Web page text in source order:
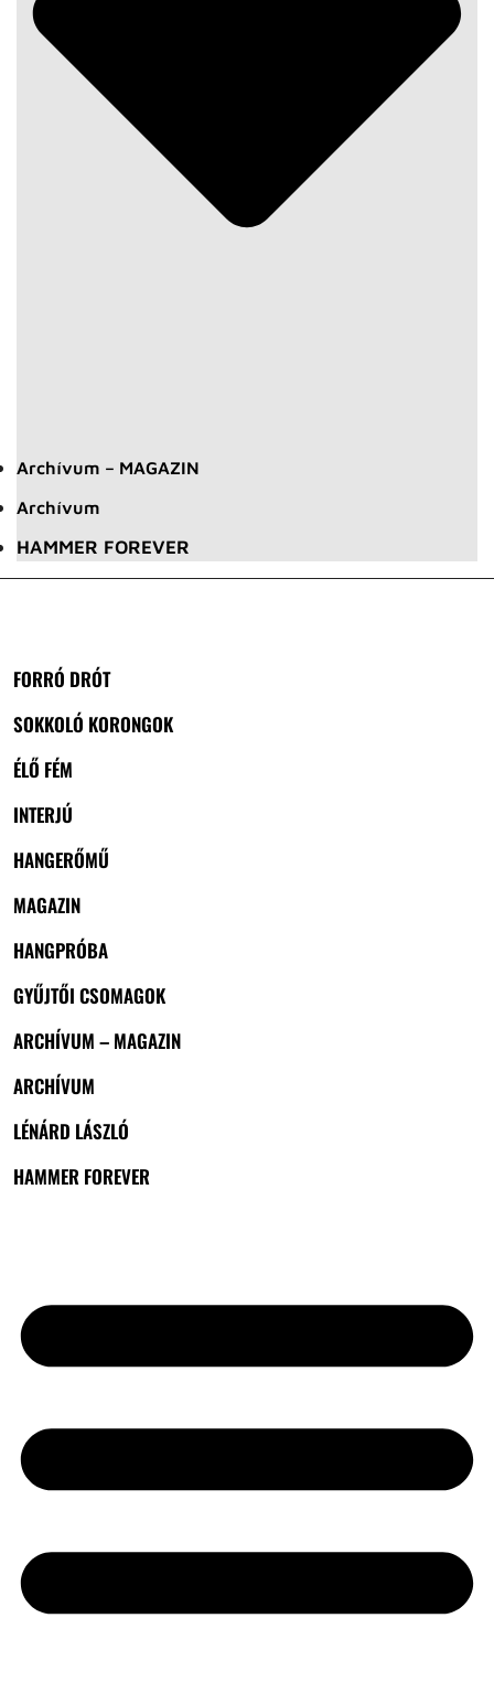
Archívum – MAGAZIN
Archívum
HAMMER FOREVER
FORRÓ DRÓT
SOKKOLÓ KORONGOK
ÉLŐ FÉM
INTERJÚ
HANGERŐMŰ
MAGAZIN
HANGPRÓBA
GYŰJTŐI CSOMAGOK
ARCHÍVUM – MAGAZIN
ARCHÍVUM
LÉNÁRD LÁSZLÓ
HAMMER FOREVER